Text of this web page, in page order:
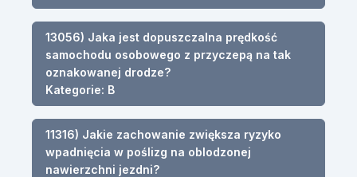
13056) Jaka jest dopuszczalna prędkość
samochodu osobowego z przyczepą na tak
oznakowanej drodze?
Kategorie: B
11316) Jakie zachowanie zwiększa ryzyko
wpadnięcia w poślizg na oblodzonej
nawierzchni jezdni?